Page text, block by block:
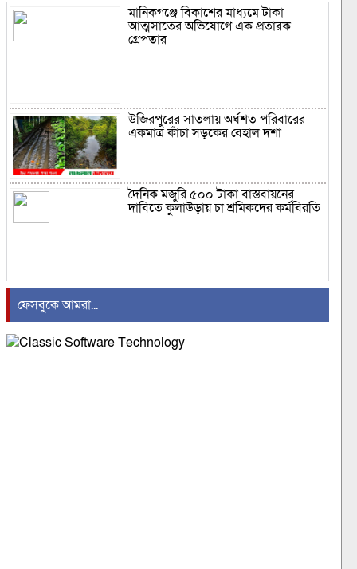
মানিকগঞ্জে বিকাশের মাধ্যমে টাকা
আত্মসাতের অভিযোগে এক প্রতারক
গ্রেপতার
উজিরপুরের সাতলায় অর্ধশত পরিবারের
একমাত্র কাঁচা সড়কের বেহাল দশা
দৈনিক মজুরি ৫০০ টাকা বাস্তবায়নের
দাবিতে কুলাউড়ায় চা শ্রমিকদের কর্মবিরতি
ফেসবুকে আমরা...